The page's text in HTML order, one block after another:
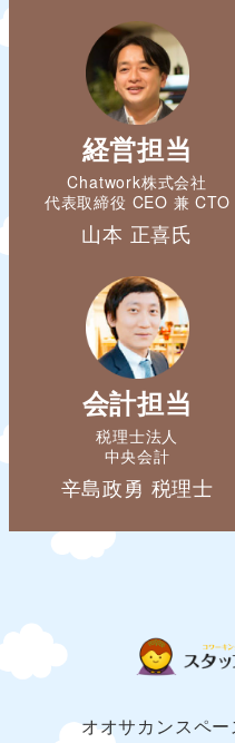
経営担当
Chatwork株式会社
代表取締役 CEO 兼 CTO
山本 正喜氏
会計担当
税理士法人
中央会計
辛島政勇 税理士
オオサカンスペ